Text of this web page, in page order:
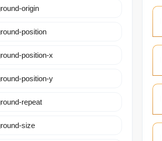
origin
position
position-x
position-y
repeat
size